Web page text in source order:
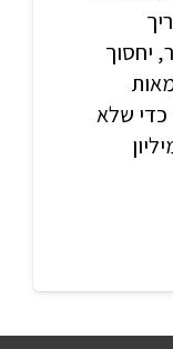
יחסוך
שלא